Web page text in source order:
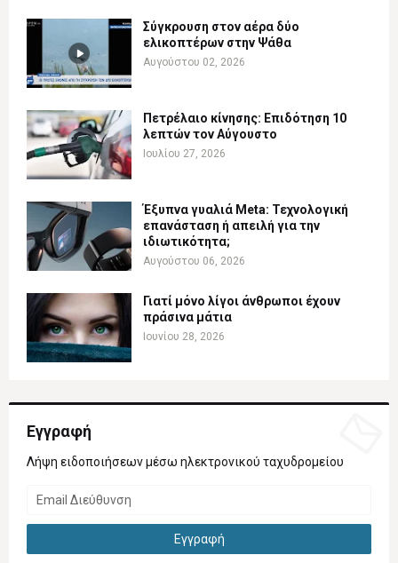
Σύγκρουση στον αέρα δύο
ελικοπτέρων στην Ψάθα
Αυγούστου 02, 2026
Πετρέλαιο κίνησης: Επιδότηση 10
λεπτών τον Αύγουστο
Ιουλίου 27, 2026
Έξυπνα γυαλιά Meta: Τεχνολογική
επανάσταση ή απειλή για την
ιδιωτικότητα;
Αυγούστου 06, 2026
Γιατί μόνο λίγοι άνθρωποι έχουν
πράσινα μάτια
Ιουνίου 28, 2026
Εγγραφή
Λήψη ειδοποιήσεων μέσω ηλεκτρονικού ταχυδρομείου